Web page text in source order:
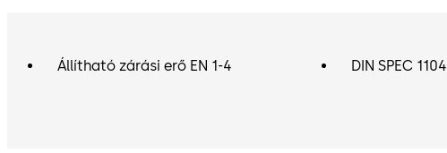
Állítható zárási erő EN 1-4 DIN SPEC 1104